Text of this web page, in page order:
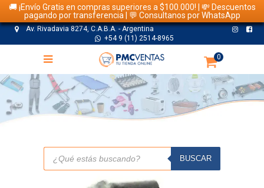
🚚 ¡Envío Gratis en compras superiores a $100.000! | 💸 Descuentos
pagando por transferencia | 💬 Consultanos por WhatsApp
Av. Rivadavia 8274, C.A.B.A. - Argentina
+54 9 (11) 2514-8965
0
TIENDA
Búsqueda
productos
BUSCAR